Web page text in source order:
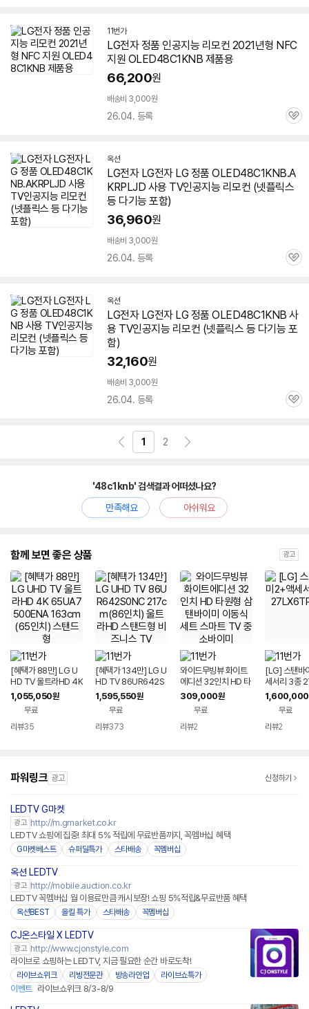
11번가
LG전자 정품 인공지능 리모컨 2021년형 NFC
지원 OLED48C1KNB 제품용
66,200원
배송비 3,000원
26.04. 등록
관
옥션
LG전자 LG전자 LG 정품 OLED48C1KNB.A
KRPLJD 사용 TV인공지능 리모컨 (넷플릭스
등 다기능 포함)
36,960원
배송비 3,000원
26.04. 등록
관
옥션
LG전자 LG전자 LG 정품 OLED48C1KNB 사
용 TV인공지능 리모컨 (넷플릭스 등 다기능 포
함)
32,160원
배송비 3,000원
26.04. 등록
관
1 2
'48c1knb' 검색결과 어떠셨나요?
만족해요
아쉬워요
함께 보면 좋은 상품 광고
[혜택가 88만] LG U
HD TV 울트라HD 4K
65UA7500ENA 16
3cm(65인치) 스탠드
1,055,050원
무료
리뷰35
[혜택가 134만] LG U
HD TV 86UR642S
0NC 217cm(86인
치) 울트라HD 스탠드
형 비즈니스 TV
1,595,550원
무료
리뷰373
와이드무빙뷰 화이트
에디션 32인치 HD 타
원형 삼탠바이미 이동
식 세트 스마트 TV 중
소바이미
309,000원
무료
리뷰2
[LG] 스탠바
세서리 3종
PGAA
1,600,000
무료
리뷰2
파워링크 광고 신청하기
LEDTV G마켓
광고 http://m.gmarket.co.kr
LEDTV 쇼핑에 집중! 최대 5% 적립에 무료반품까지, 꼭멤버십 혜택
G마켓베스트 슈퍼딜특가 스타배송 꼭멤버십
옥션 LEDTV
광고 http://mobile.auction.co.kr
LEDTV 꼭멤버십 월 이용료만큼 캐시보장! 쇼핑 5%적립&무료반품 혜택
옥션BEST 올킬 특가 스타배송 꼭멤버십
CJ온스타일 X LEDTV
광고 http://www.cjonstyle.com
라이브로 쇼핑하는 LEDTV, 지금 필요한 순간 바로도착!
라이브쇼위크 리빙전문관 방송라인업 라이브쇼특가
이벤트 라이브쇼위크 8/3-8/9